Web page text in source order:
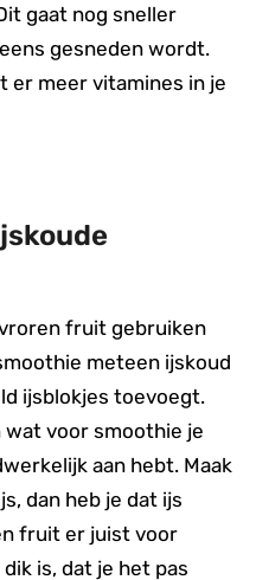
gaat nog sneller
gesneden wordt.
er meer vitamines in je
fruit gebruiken
meteen ijskoud
ijsblokjes toevoegt.
voor smoothie je
aan hebt. Maak
dan heb je dat ijs
fruit er juist voor
is, dat je het pas